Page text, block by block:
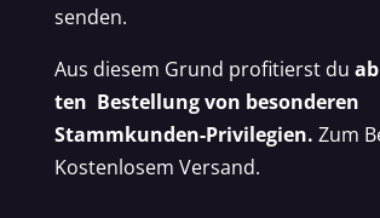
senden.
Aus diesem Grund profitierst du
ten Bestellung von besonderen
Stammkunden-Privilegien. Zum
Kostenlosem Versand.